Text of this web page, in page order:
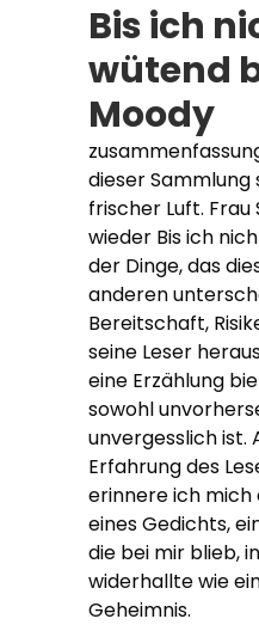
Bis ich
wütend
Moody
dieser Sammlung
frischer Luft. Frau
wieder Bis ich
der Dinge, das
anderen
Bereitschaft,
seine Leser
eine Erzählung
sowohl
unvergesslich ist.
Erfahrung des
erinnere ich mich
eines Gedichts,
die bei mir blieb,
widerhallte wie
Geheimnis.